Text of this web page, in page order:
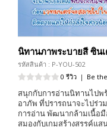
นิทานภาพระบายสี ซิน
รหัสสินค้า : P-YOU-502
0 รีวิว | Be
สนุกกับการอ่านนิทานไปพ
อาภัพ ที่ปรารถนาจะไปร่ว
การอ่าน พัฒนากล้ามเนื้อ
สมองกับเกมสร้างสรรค์แ